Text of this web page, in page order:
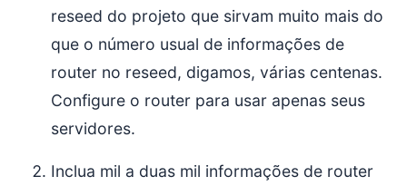
reseed do projeto que sirvam muito mais do
que o número usual de informações de
router no reseed, digamos, várias centenas.
Configure o router para usar apenas seus
servidores.
Inclua mil a duas mil informações de router